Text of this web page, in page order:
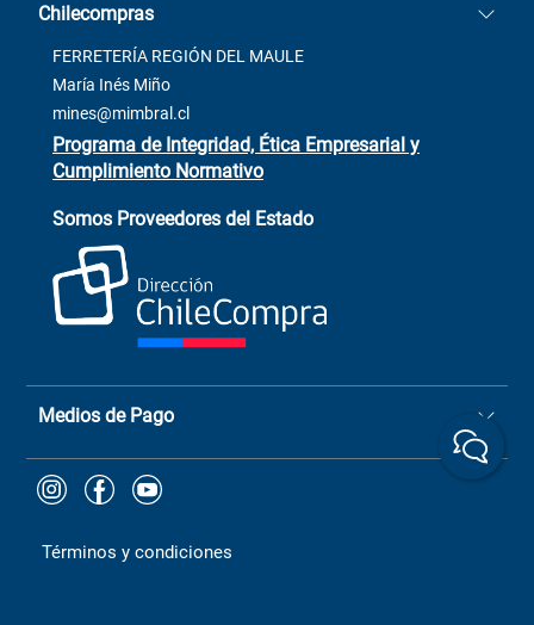
Términos y condiciones
Contacto
Venta Terreno
Trabaja con Nosotros
+(73) 256
ChileCompras
+56 9 9888 9549
2137 San Javier, Fono (73)
Chilecompras
FERRETERÍA REGIÓN DEL MAULE
María Inés Miño
mines@mimbral.cl
Programa de Integridad, Ética Empresarial y
Cumplimiento Normativo
Somos Proveedores del Estado
Medios de Pago
Términos y condiciones